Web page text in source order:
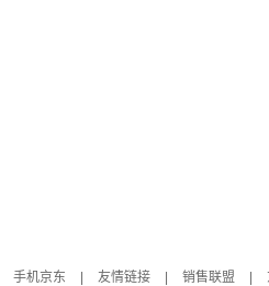
手机京东 友情链接 销售联盟